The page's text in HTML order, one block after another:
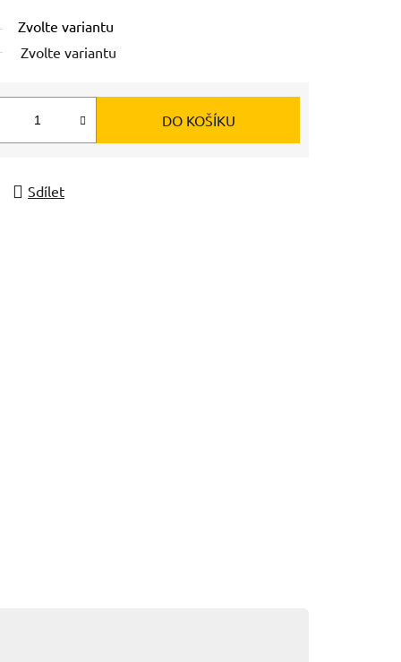
Zvolte variantu
Zvolte variantu
DO KOŠÍKU
Sdílet